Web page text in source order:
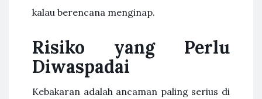
kalau berencana menginap.
Risiko yang Perlu
Diwaspadai
Kebakaran adalah ancaman paling serius di